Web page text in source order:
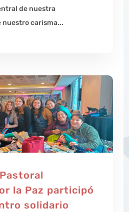
de nuestra
carisma...
la Paz participó
solidario